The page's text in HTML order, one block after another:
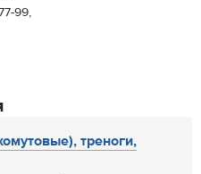
99,
треноги,